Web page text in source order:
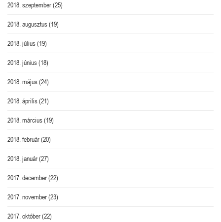
2018. szeptember(25)
2018. augusztus(19)
2018. július(19)
2018. június(18)
2018. május(24)
2018. április(21)
2018. március(19)
2018. február(20)
2018. január(27)
2017. december(22)
2017. november(23)
2017. október(22)